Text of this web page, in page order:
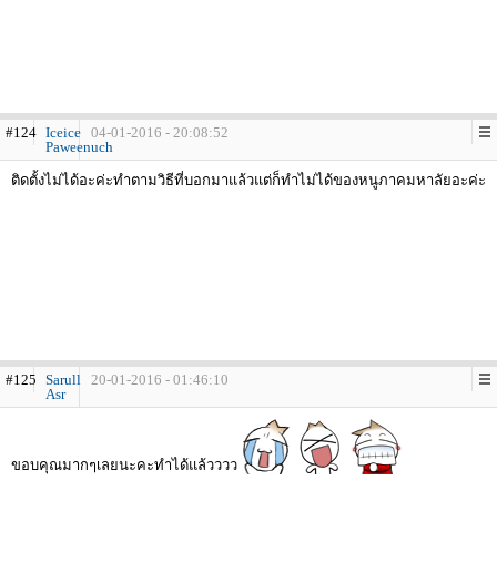
#124 Iceice
Paweenuch
04-01-2016 - 20:08:52
ติดตั้งไม่ได้อะค่ะทำตามวิธีที่บอกมาแล้วแต่ก็ทำไม่ได้ของหนูภาคมหาลัยอะค่ะ
#125 Sarull
Asr
20-01-2016 - 01:46:10
ขอบคุณมากๆเลยนะคะทำได้แล้วววว